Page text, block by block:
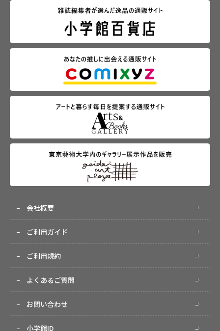
会社概要
ご利用ガイド
ご利用規約
よくあるご質問
お問い合わせ
小学館ID